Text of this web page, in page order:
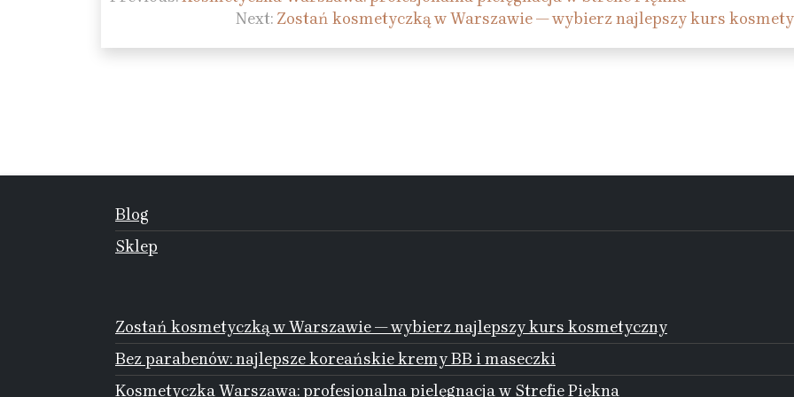
Next: Zostań kosmetyczką w Warszawie — wybierz najlepszy kurs
Blog
Sklep
Zostań kosmetyczką w Warszawie — wybierz najlepszy kurs kosmetyczny
Bez parabenów: najlepsze koreańskie kremy BB i maseczki
Kosmetyczka Warszawa: profesjonalna pielęgnacja w Strefie Piękna